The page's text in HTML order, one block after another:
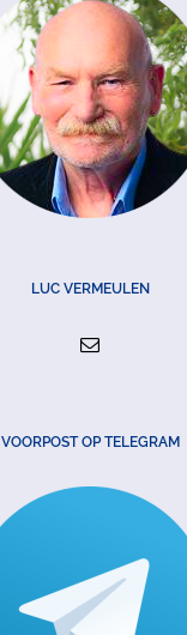
LUC VERMEULEN
VOORPOST OP TELEGRAM